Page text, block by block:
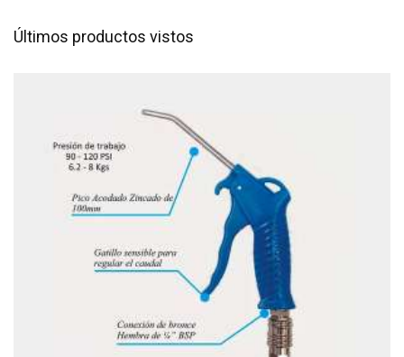
Últimos productos vistos